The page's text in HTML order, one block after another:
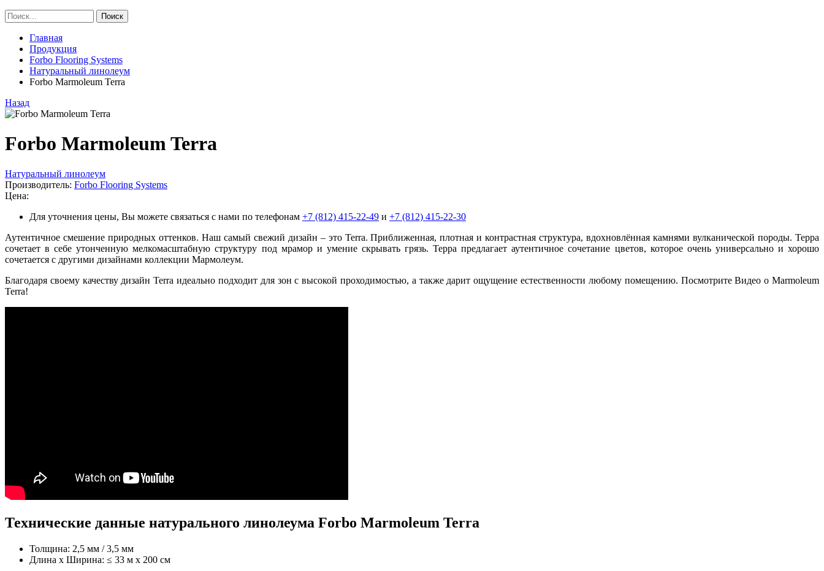
Главная
Продукция
Forbo Flooring Systems
Натуральный линолеум
Forbo Marmoleum Terra
Назад
Forbo Marmoleum Terra
Натуральный линолеум
Производитель: Forbo Flooring Systems
Цена:
Для уточнения цены, Вы можете связаться с нами по телефонам +7 (812) 415-22-49 и +7 (812) 415-22-30
Аутентичное смешение природных оттенков. Наш самый свежий дизайн – это Terra. Приближенная, плотная и контрастная структура, вдохновлённая камнями вулканической породы. Терра
сочетает в себе утонченную мелкомасштабную структуру под мрамор и умение скрывать грязь. Терра предлагает аутентичное сочетание цветов, которое очень универсально и хорошо
сочетается с другими дизайнами коллекции Мармолеум.
Благодаря своему качеству дизайн Terra идеально подходит для зон с высокой проходимостью, а также дарит ощущение естественности любому помещению. Посмотрите Видео о Marmoleum
Terra!
Технические данные натурального линолеума Forbo Marmoleum Terra
Толщина: 2,5 мм / 3,5 мм
Длина х Ширина: ≤ 33 м x 200 см